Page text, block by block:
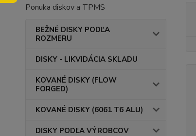
Ponuka diskov a TPMS
BEŽNÉ DISKY PODĽA
ROZMERU
DISKY - LIKVIDÁCIA SKLADU
KOVANÉ DISKY (FLOW
FORGED)
KOVANÉ DISKY (6061 T6 ALU)
DISKY PODĽA VÝROBCOV